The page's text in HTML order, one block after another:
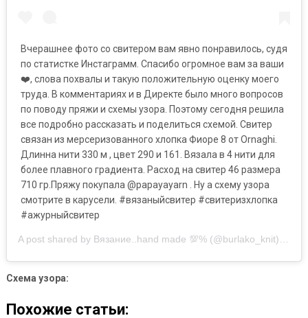
Вчерашнее фото со свитером вам явно понравилось, судя
по статистке Инстаграмм. Спасибо огромное вам за ваши
❤️, слова похвалы и такую положительную оценку моего
труда. В комментариях и в Директе было много вопросов
по поводу пряжи и схемы узора. Поэтому сегодня решила
все подробно рассказать и поделиться схемой. Свитер
связан из мерсеризованного хлопка Фиоре 8 от Ornaghi.
Длинна нити 330 м , цвет 290 и 161. Вязала в 4 нити для
более плавного градиента. Расход на свитер 46 размера
710 гр.Пряжу покупала @papayayarn . Ну а схему узора
смотрите в карусели. #вязаныйсвитер #свитеризхлопка
#ажурныйсвитер
Схема узора:
Похожие статьи: